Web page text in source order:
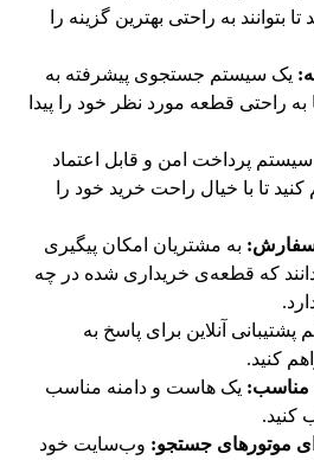
به راحتی بهترین گزینه را
یک سیستم جستجوی پیشرفته به
راحتی قطعه مورد نظر خود را پیدا
پرداخت امن و قابل اعتماد
تا با خیال راحت خرید خود را
سفارش: به مشتریان امکان پیگیری
که قطعه‌ی خریداری شده در چه
آنلاین برای پاسخ به
کنید.
مناسب: یک هاست و دامنه مناسب
کنید.
موتورهای جستجو: وب‌سایت خود